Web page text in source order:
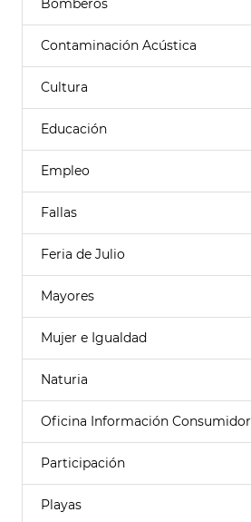
Bomberos
Contaminación Acústica
Cultura
Educación
Empleo
Fallas
Feria de Julio
Mayores
Mujer e Igualdad
Naturia
Oficina Información Consumidor
Participación
Playas